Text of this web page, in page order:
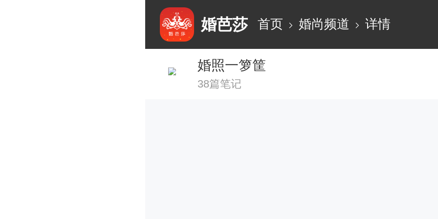
婚芭莎 首页 婚尚频道 详情
婚照一箩筐
38篇笔记